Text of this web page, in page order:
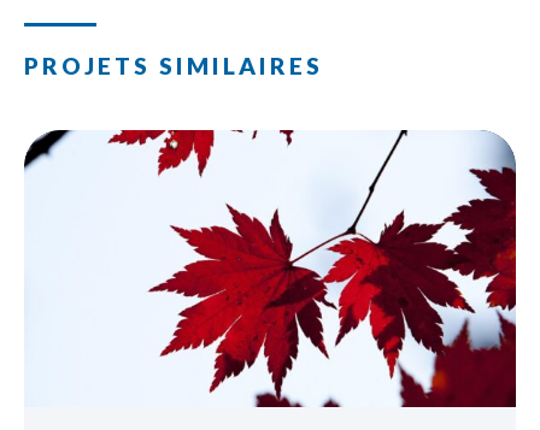
PROJETS SIMILAIRES